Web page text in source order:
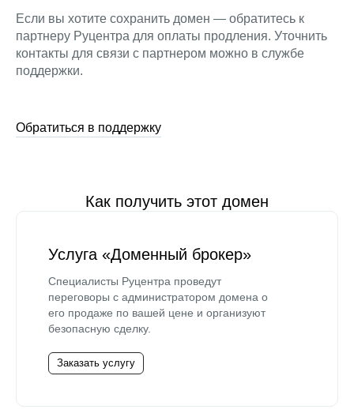
Если вы хотите сохранить домен — обратитесь к
партнеру Руцентра для оплаты продления. Уточнить
контакты для связи с партнером можно в службе
поддержки.
Обратиться в поддержку
Как получить этот домен
Услуга «Доменный брокер»
Специалисты Руцентра проведут
переговоры с администратором домена о
его продаже по вашей цене и организуют
безопасную сделку.
Заказать услугу